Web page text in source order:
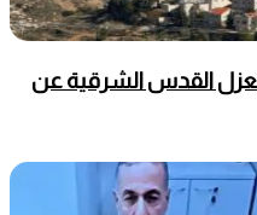
القدس الشرقية عن